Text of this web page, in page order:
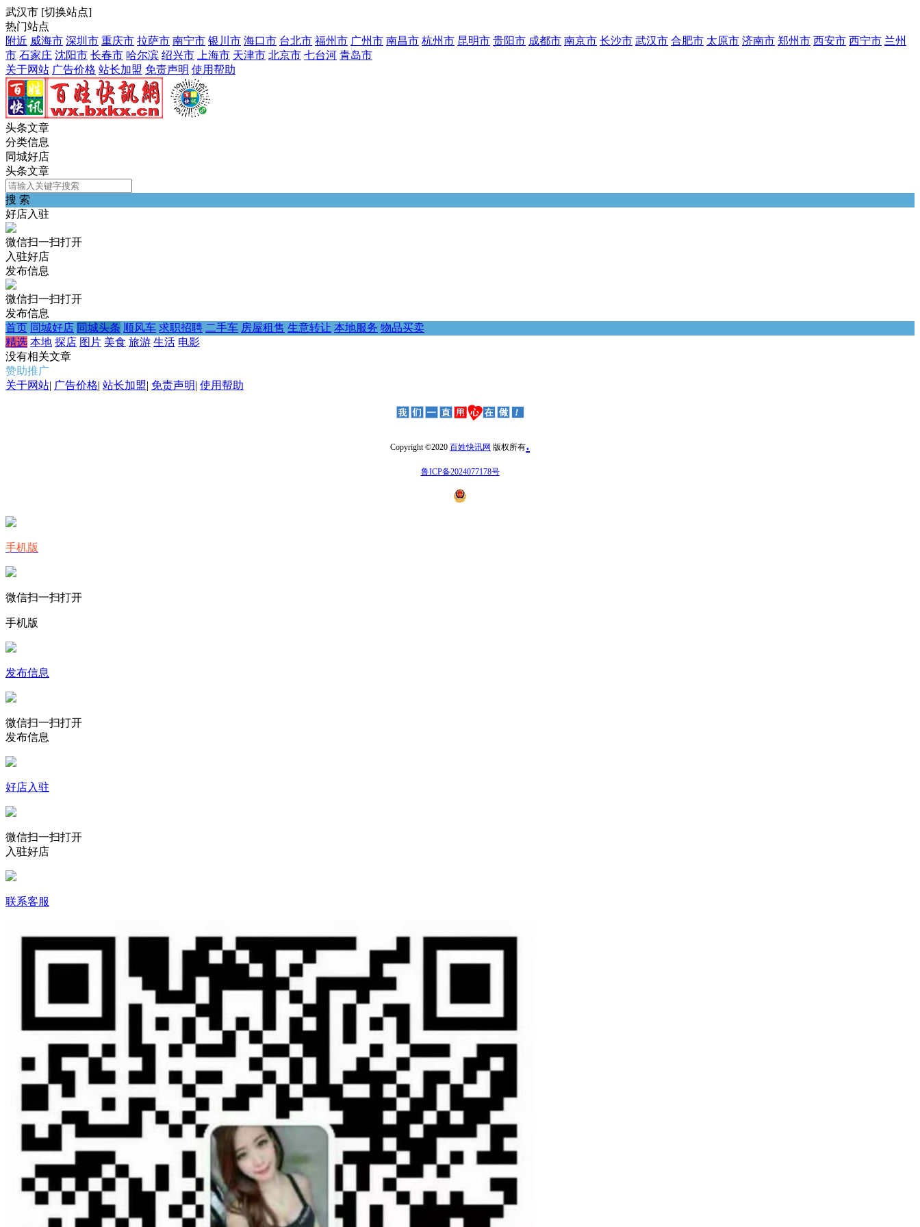
武汉市 [切换站点]
热门站点
附近 威海市 深圳市 重庆市 拉萨市 南宁市 银川市 海口市 台北市 福州市 广州市 南昌市 杭州市 昆明市 贵阳市 成都市 南京市 长沙市 武汉市 合肥市 太原市 济南市 郑州市 西安市 西宁市 兰州
市 石家庄 沈阳市 长春市 哈尔滨 绍兴市 上海市 天津市 北京市 七台河 青岛市
关于网站 广告价格 站长加盟 免责声明 使用帮助
头条文章
分类信息
同城好店
头条文章
搜 索
好店入驻
微信扫一扫打开
入驻好店
发布信息
微信扫一扫打开
发布信息
首页 同城好店 同城头条 顺风车 求职招聘 二手车 房屋租售 生意转让 本地服务 物品买卖
精选 本地 探店 图片 美食 旅游 生活 电影
没有相关文章
赞助推广
关于网站| 广告价格| 站长加盟| 免责声明| 使用帮助
Copyright ©2020 百姓快讯网 版权所有.
鲁ICP备2024077178号
手机版
微信扫一扫打开
手机版
发布信息
微信扫一扫打开
发布信息
好店入驻
微信扫一扫打开
入驻好店
联系客服